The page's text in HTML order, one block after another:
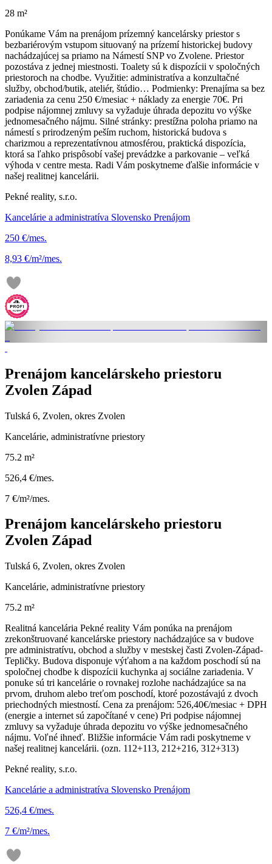
28 m²
Ponúkame Vám na prenájom prízemný kancelársky priestor s
bezbariérovým vstupom situovaný na prízemí historickej budovy
nachádzajúcej sa priamo na Námestí SNP vo Zvolene. Priestor
pozostáva z jednej miestnosti. Toalety sú k dispozícii v spoločných
priestoroch na chodbe. Využitie: administratíva a konzultačné
služby, obchod/butik, ateliér, štúdio… Podmienky: Prenajíma sa bez
zariadenia za cenu 250 €/mesiac + náklady za energie 70€. Pri
podpise nájomnej zmluvy sa vyžaduje úhrada depozitu vo výške
jednomesačného nájmu. Silné stránky: prestížna poloha priamo na
námestí s prirodzeným peším ruchom, historická budova s
charizmou a reprezentatívnou atmosférou, praktická dispozícia,
ktorá sa ľahko prispôsobí vašej prevádzke a parkovanie – veľká
výhoda v centre mesta. Radi Vám poskytneme ďalšie informácie v
našej realitnej kancelárii.
Pekné reality, s.r.o.
Kancelárie a administratíva Slovensko Prenájom
250 €/mes.
8,93 €/m²/mes.
Prenájom kancelárskeho priestoru
Zvolen Západ
Tulská 6, Zvolen, okres Zvolen
Kancelárie, administratívne priestory
75.2 m²
526,4 €/mes.
7 €/m²/mes.
Prenájom kancelárskeho priestoru
Zvolen Západ
Tulská 6, Zvolen, okres Zvolen
Kancelárie, administratívne priestory
75.2 m²
Realitná kancelária Pekné reality Vám ponúka na prenájom
zrekonštruované kancelárske priestory nachádzajúce sa v budove
pre administratívu, obchod a služby v mestskej časti Zvolen-Západ-
Tepličky. Budova disponuje výťahom a na každom poschodí sú na
spoločnej chodbe k dispozícii kuchynka aj sociálne zariadenia. V
ponuke sú tri kancelárie o rovnakej rozlohe nachádzajúce sa na
prvom, druhom alebo treťom poschodí, ktoré pozostávajú z dvoch
priechodných miestností. Cena za prenájom: 526,40€/mesiac + DPH
(energie a internet sú započítané v cene) Pri podpise nájomnej
zmluvy sa vyžaduje úhrada depozitu vo výške jednomesačného
nájmu. Voľné ihneď. Bližšie informácie Vám radi poskytneme v
našej realitnej kancelárii. (ozn. 112+113, 212+216, 312+313)
Pekné reality, s.r.o.
Kancelárie a administratíva Slovensko Prenájom
526,4 €/mes.
7 €/m²/mes.